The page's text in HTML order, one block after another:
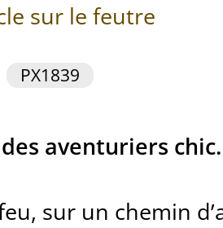
sur le feutre
PX1839
aventuriers chic.
sur un chemin